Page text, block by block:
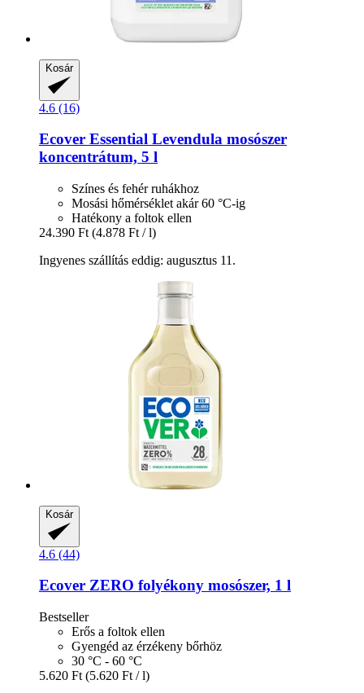
Kosár
4.6 (16)
Ecover Essential Levendula mosószer
koncentrátum, 5 l
Színes és fehér ruhákhoz
Mosási hőmérséklet akár 60 °C-ig
Hatékony a foltok ellen
24.390 Ft (4.878 Ft / l)
Ingyenes szállítás eddig: augusztus 11.
Kosár
4.6 (44)
Ecover ZERO folyékony mosószer, 1 l
Bestseller
Erős a foltok ellen
Gyengéd az érzékeny bőrhöz
30 °C - 60 °C
5.620 Ft (5.620 Ft / l)